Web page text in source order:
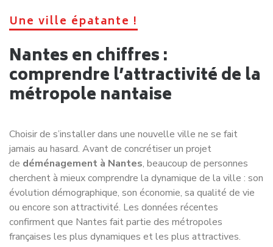
Nantes en chiffres :
comprendre l’attractivité de la
métropole nantaise
Choisir de s’installer dans une nouvelle ville ne se fait
dedéménagement à Nantes, beaucoup de personnes
cherchent à mieux comprendre la dynamique de la ville : son
évolution démographique, son économie, sa qualité de vie
ou encore son attractivité. Les données récentes
confirment que Nantes fait partie des métropoles
françaises les plus dynamiques et les plus attractives.
Selon les données del’INSEE, la ville de Nantes compte